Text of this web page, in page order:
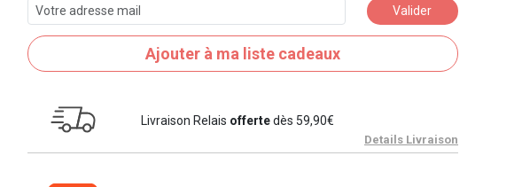
Valider
Ajouter à ma liste cadeaux
Livraison Relais offertedès 59,90€
Details Livraison